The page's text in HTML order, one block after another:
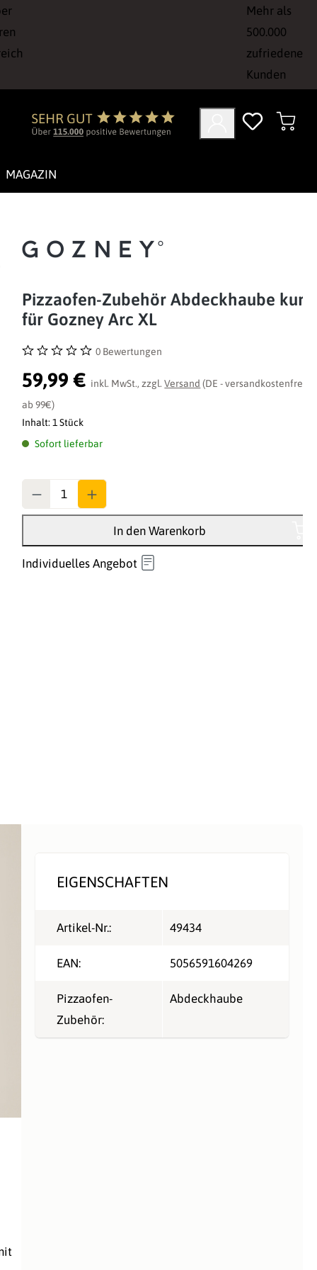
Mehr als
500.000
zufriedene
Kunden
MAGAZIN
Pizzaofen-Zubehör Abdeckhaube kurz
für Gozney Arc XL
Durchschnittliche Bewertung von 0 von 5 Sternen
0 Bewertungen
59,99 € inkl. MwSt., zzgl.Versand (DE - versandkostenfrei
ab 99€)
Inhalt:1 Stück
Sofort lieferbar
In den Warenkorb
Individuelles Angebot
EIGENSCHAFTEN
Artikel-Nr.: 49434
EAN: 5056591604269
Pizzaofen-
Zubehör:
Abdeckhaube